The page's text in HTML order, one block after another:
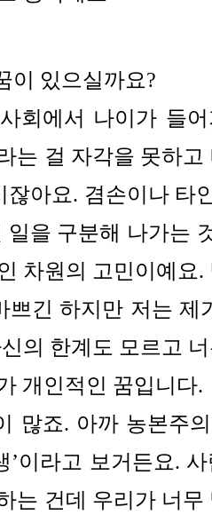
이 있으실까요?
회에서 나이가 들
는 걸 자각을 못하
잖아요. 겸손이나 타
일을 구분해 나가는
차원의 고민이예요
쁘긴 하지만 저는 제
의 한계도 모르고
개인적인 꿈입니다.
많죠. 아까 농본주
’이라고 보거든요.
는 건데 우리가 너